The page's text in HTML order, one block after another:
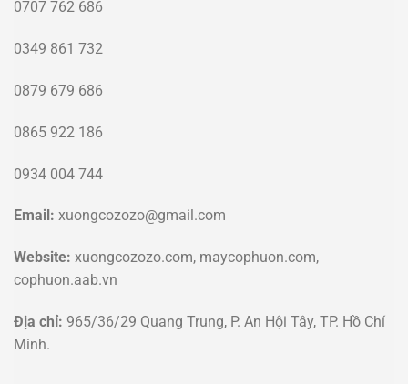
0707 762 686
0349 861 732
0879 679 686
0865 922 186
0934 004 744
Email: xuongcozozo@gmail.com
Website: xuongcozozo.com, maycophuon.com,
cophuon.aab.vn
Địa chỉ: 965/36/29 Quang Trung, P. An Hội Tây, TP. Hồ Chí
Minh.